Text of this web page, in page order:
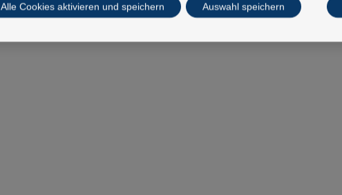
Alle Cookies aktivieren und speichern Auswahl speichern